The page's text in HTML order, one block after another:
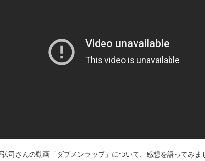
司さんの動画「ダブメンラップ」について、感想を語ってみま